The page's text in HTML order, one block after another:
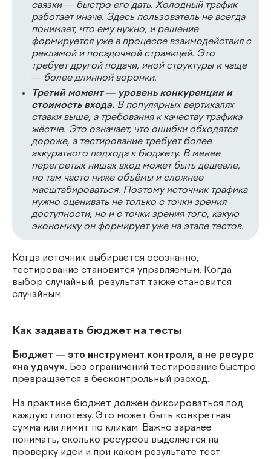
связки — быстро его дать. Холодный трафик
работает иначе. Здесь пользователь не всегда
понимает, что ему нужно, и решение
формируется уже в процессе взаимодействия с
рекламой и посадочной страницей. Это
требует другой подачи, иной структуры и чаще
— более длинной воронки.
Третий момент — уровень конкуренции и
стоимость входа. В популярных вертикалях
ставки выше, а требования к качеству трафика
жёстче. Это означает, что ошибки обходятся
дороже, а тестирование требует более
аккуратного подхода к бюджету. В менее
перегретых нишах вход может быть дешевле,
но там часто ниже объёмы и сложнее
масштабироваться. Поэтому источник трафика
нужно оценивать не только с точки зрения
доступности, но и с точки зрения того, какую
экономику он формирует уже на этапе тестов.
Когда источник выбирается осознанно,
тестирование становится управляемым. Когда
выбор случайный, результат также становится
случайным.
Как задавать бюджет на тесты
Бюджет — это инструмент контроля, а не ресурс
«на удачу». Без ограничений тестирование быстро
превращается в бесконтрольный расход.
На практике бюджет должен фиксироваться под
каждую гипотезу. Это может быть конкретная
сумма или лимит по кликам. Важно заранее
понимать, сколько ресурсов выделяется на
проверку идеи и при каком результате тест